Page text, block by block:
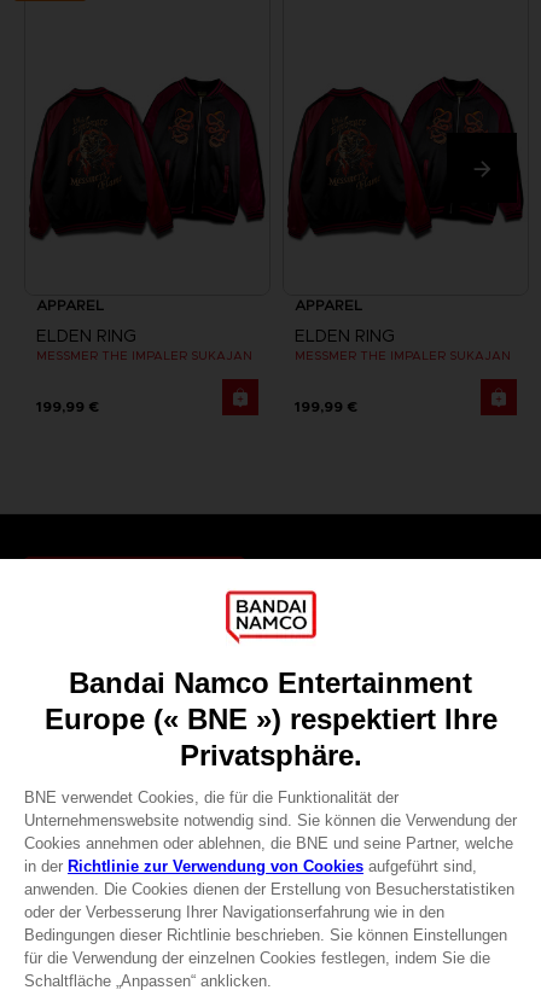
APPAREL
ELDEN RING
MESSMER THE IMPALER SUKAJAN
199,99 €
APPAREL
ELDEN RING
MESSMER THE IMPALER SUKAJAN
199,99 €
Recruitment
Licensing
DO YOU HAVE A QUESTION?
REGISTER A GAME
JOIN THE CLUB!
Terms of sales Global-e